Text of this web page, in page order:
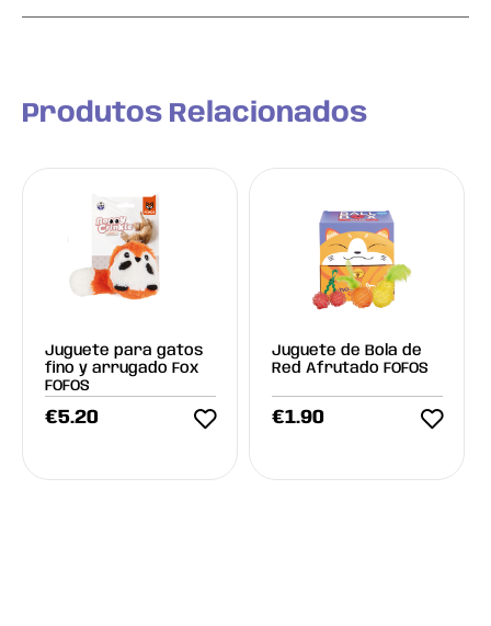
Produtos Relacionados
Juguete para gatos
fino y arrugado Fox
FOFOS
€5.20
Juguete de Bola de
Red Afrutado FOFOS
€1.90